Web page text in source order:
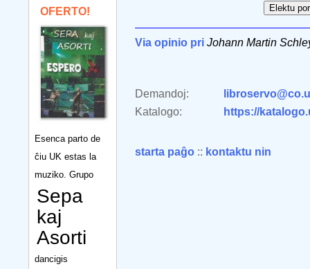
OFERTO!
Esenca parto de
ĉiu UK estas la
muziko. Grupo
Sepa
kaj
Asorti
dancigis
Via opinio pri Johann Martin
Demandoj:
Katalogo:
https://
starta paĝo :: kontaktu nin